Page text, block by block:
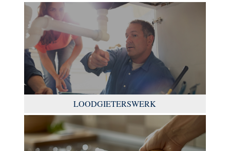
LOODGIETERSWERK